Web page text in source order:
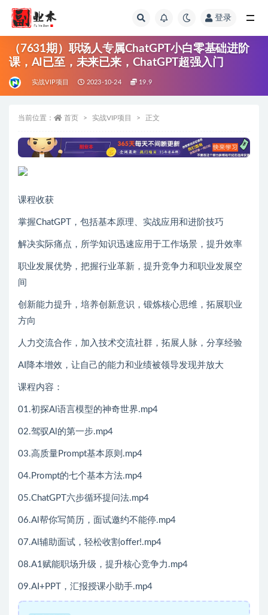
登录
（7631期）职场人专属ChatGPT小白零基础进阶
课，AI已至，未来已来，ChatGPT超强入门
实战VIP项目 2023-10-24 19.9
当前位置： 首页 实战VIP项目 正文
课程收获
掌握ChatGPT，包括基本原理、实战应用和进阶技巧
解决实际痛点，所学知识迅速应用于工作场景，提升效率
职业发展优势，把握行业革新，提升竞争力和职业发展空
间
创新能力提升，培养创新意识，锻炼核心思维，拓展职业
方向
人力交流合作，加入技术交流社群，拓展人脉，分享经验
AI降本增效，让自己的能力和业绩被领导发现并放大
课程内容：
01.初探Al语言模型的神奇世界.mp4
02.驾驭Al的第一步.mp4
03.高质量Prompt基本原则.mp4
04.Prompt的七个基本方法.mp4
05.ChatGPT六步循环提问法.mp4
06.Al帮你写简历，面试邀约不能停.mp4
07.Al辅助面试，轻松收割offer!.mp4
08.A1赋能职场升级，提升核心竞争力.mp4
09.AI+PPT，汇报授课小助手.mp4